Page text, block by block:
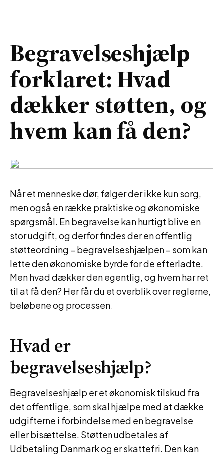
Begravelseshjælp
forklaret: Hvad
dækker støtten, og
hvem kan få den?
Når et menneske dør, følger der ikke kun sorg,
men også en række praktiske og økonomiske
spørgsmål. En begravelse kan hurtigt blive en
stor udgift, og derfor findes der en offentlig
støtteordning – begravelseshjælpen – som kan
lette den økonomiske byrde for de efterladte.
Men hvad dækker den egentlig, og hvem har ret
til at få den? Her får du et overblik over reglerne,
beløbene og processen.
Hvad er
begravelseshjælp?
Begravelseshjælp er et økonomisk tilskud fra
det offentlige, som skal hjælpe med at dække
udgifterne i forbindelse med en begravelse
eller bisættelse. Støtten udbetales af
Udbetaling Danmark og er skattefri. Den kan